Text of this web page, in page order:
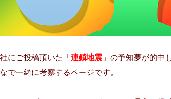
にご投稿頂いた「 連鎖地震 」の予知夢が的中
で一緒に考察するページです。